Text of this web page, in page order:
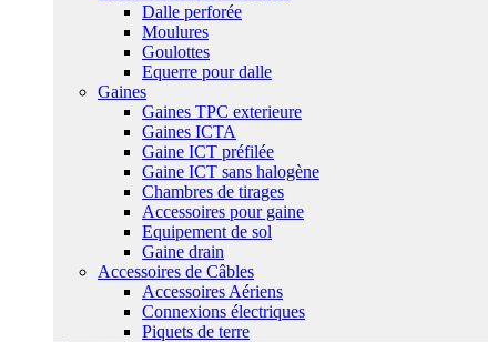
Dalle perforée
Moulures
Goulottes
Equerre pour dalle
Gaines
Gaines TPC exterieure
Gaines ICTA
Gaine ICT préfilée
Gaine ICT sans halogène
Chambres de tirages
Accessoires pour gaine
Equipement de sol
Gaine drain
Accessoires de Câbles
Accessoires Aériens
Connexions électriques
Piquets de terre